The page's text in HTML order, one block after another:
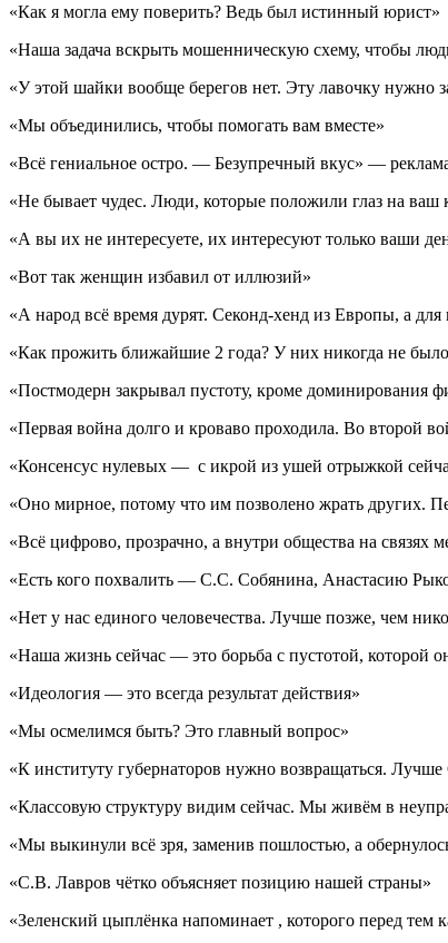
«Как я могла ему поверить? Ведь был истинный юрист»
«Наша задача вскрыть мошенническую схему, чтобы
«У этой шайки вообще берегов нет. Эту лавочку нужно
«Мы объединились, чтобы помогать вам вместе»
«Всё гениальное остро. — Безупречный вкус» —
«Не бывает чудес. Люди, которые положили глаз на
«А вы их не интересуете, их интересуют только ваши
«Вот так женщин избавил от иллюзий»
«А народ всё время дурят. Секонд-хенд из Европы, а для
«Как прожить ближайшие 2 года? У них никогда не
«Постмодерн закрывал пустоту, кроме доминирования
«Первая война долго и кроваво проходила. Во второй
«Консенсус нулевых — с икрой из ушей отрыжкой
«Оно мирное, потому что им позволено жрать других.
«Всё цифрово, прозрачно, а внутри общества на связях
«Есть кого похвалить — С.С. Собянина, Анастасию
«Нет у нас единого человечества. Лучше позже, чем
«Наша жизнь сейчас — это борьба с пустотой, которой
«Идеология — это всегда результат действия»
«Мы осмелимся быть? Это главный вопрос»
«К институту губернаторов нужно возвращаться.
«Классовую структуру видим сейчас. Мы живём в
«Мы выкинули всё зря, заменив пошлостью, а
«С.В. Лавров чётко объясняет позицию нашей страны»
«Зеленский цыплёнка напоминает , которого перед тем